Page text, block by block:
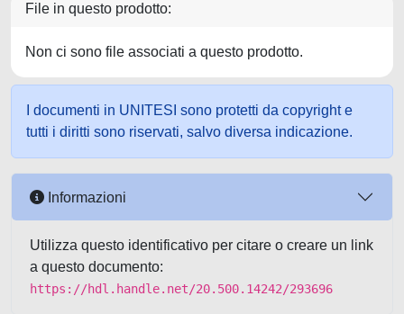
File in questo prodotto:
Non ci sono file associati a questo prodotto.
I documenti in UNITESI sono protetti da copyright e
tutti i diritti sono riservati, salvo diversa indicazione.
Informazioni
Utilizza questo identificativo per citare o creare un link
a questo documento:
https://hdl.handle.net/20.500.14242/293696